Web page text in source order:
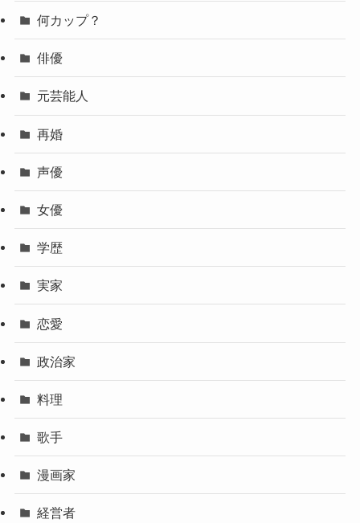
何カップ？
俳優
元芸能人
再婚
声優
女優
学歴
実家
恋愛
政治家
料理
歌手
漫画家
経営者